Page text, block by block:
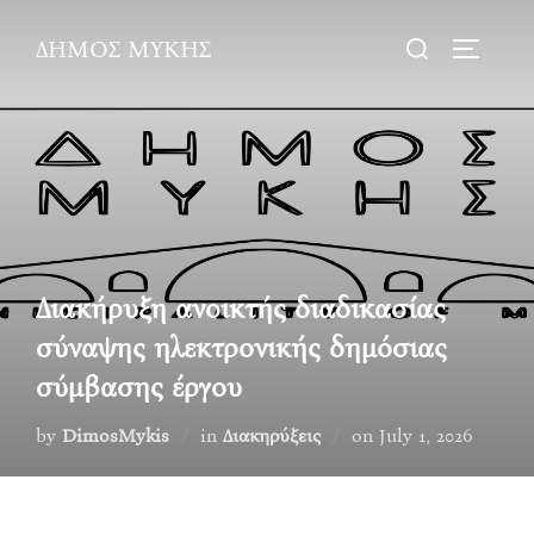
ΔΗΜΟΣ ΜΥΚΗΣ
Search
Διακήρυξη ανοικτής διαδικασίας
σύναψης ηλεκτρονικής δημόσιας
σύμβασης έργου
by DimosMykis in Διακηρύξεις on Posted
July 1, 2026